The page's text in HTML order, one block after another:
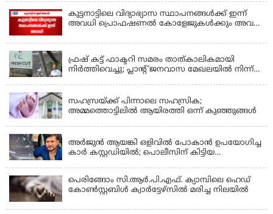
കുട്ടനാട്ടിലെ വിദ്യാഭ്യാസ സ്ഥാപനങ്ങൾക്ക് ഇന്ന്
അവധി പ്രൊഫഷണൽ കോളേജുകൾക്കും അവധി
ഫ്രഷ് കട്ട് ഫാക്ടറി സമരം താത്കാലികമായി
നിർത്തിവെച്ചു; പ്ലാൻ്റ് ജനവാസ മേഖലയിൽ നിന്ന്
സഹസ്രയ്ക്ക് പിന്നാലെ സഹസ്രിക;
അമ്മത്തൊട്ടിലില്‍ ആയിരത്തി ഒന്ന് കുഞ്ഞുങ്ങള്‍
അർജുൻ ആയങ്കി ഒളിവിൽ പോകാൻ ഉപയോഗിച്ച
കാർ കസ്റ്റഡിയിൽ; പൊലീസിന് കിട്ടിയ
പെരിങ്ങോം സി.ആർ.പി.എഫ്. ക്യാമ്പിലെ ഹെഡ്
കോൺസ്റ്റബിൾ ക്വാർട്ടേഴ്സിൽ മരിച്ച നിലയിൽ